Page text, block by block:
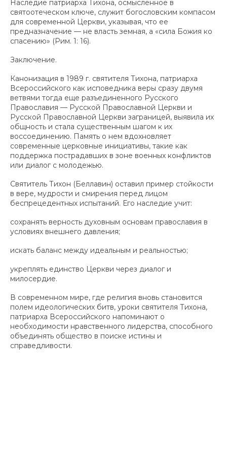
Наследие патриарха Тихона, осмысленное в
святоотеческом ключе, служит богословским компасом
для современной Церкви, указывая, что ее
предназначение — не власть земная, а «сила Божия ко
спасению» (Рим. 1: 16).
Заключение.
Канонизация в 1989 г. святителя Тихона, патриарха
Всероссийского как исповедника веры сразу двумя
ветвями тогда еще разъединенного Русского
Православия — Русской Православной Церкви и
Русской Православной Церкви заграницей, выявила их
общность и стала существенным шагом к их
воссоединению. Память о нем вдохновляет
современные церковные инициативы, такие как
поддержка пострадавших в зоне военных конфликтов
или диалог с молодежью.
Святитель Тихон (Беллавин) оставил пример стойкости
в вере, мудрости и смирения перед лицом
беспрецедентных испытаний. Его наследие учит:
сохранять верность духовным основам православия в
условиях внешнего давления;
искать баланс между идеальным и реальностью;
укреплять единство Церкви через диалог и
милосердие.
В современном мире, где религия вновь становится
полем идеологических битв, уроки святителя Тихона,
патриарха Всероссийского напоминают о
необходимости нравственного лидерства, способного
объединять общество в поиске истины и
справедливости.